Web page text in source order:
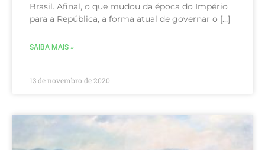
Brasil. Afinal, o que mudou da época do Império
para a República, a forma atual de governar o […]
SAIBA MAIS »
13 de novembro de 2020